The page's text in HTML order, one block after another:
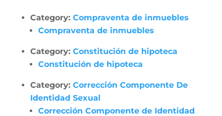
Category: Compraventa de inmuebles
Compraventa de inmuebles
Category: Constitución de hipoteca
Constitución de hipoteca
Category: Corrección Componente De
Identidad Sexual
Corrección Componente de Identidad